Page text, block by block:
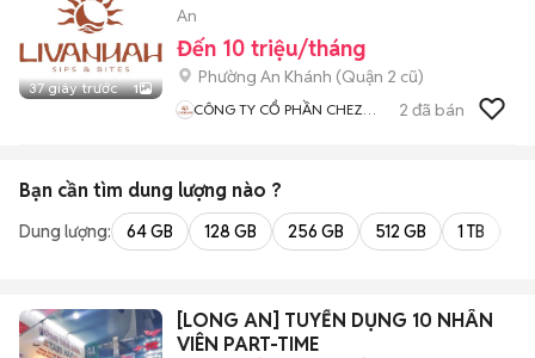
37 giây trước 1
An
Đến 10 triệu/tháng
Phường An Khánh (Quận 2 cũ)
CÔNG TY CỔ PHẦN CHEZ
2 đã bán
Bạn cần tìm dung lượng nào ?
Dung lượng: 64 GB 128 GB 256 GB 512 GB 1 TB
[LONG AN] TUYỂN DỤNG 10 NHÂN
VIÊN PART-TIME